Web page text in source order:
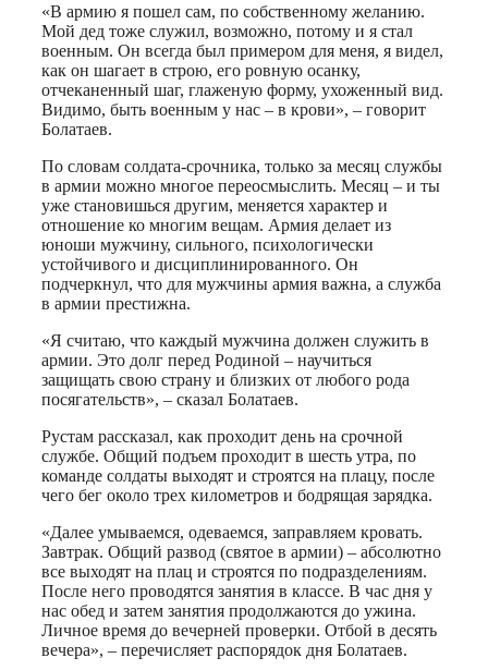
«В армию я пошел сам, по собственному желанию.
Мой дед тоже служил, возможно, потому и я стал
военным. Он всегда был примером для меня, я видел,
как он шагает в строю, его ровную осанку,
отчеканенный шаг, глаженую форму, ухоженный вид.
Видимо, быть военным у нас – в крови», – говорит
Болатаев.
По словам солдата-срочника, только за месяц службы
в армии можно многое переосмыслить. Месяц – и ты
уже становишься другим, меняется характер и
отношение ко многим вещам. Армия делает из
юноши мужчину, сильного, психологически
устойчивого и дисциплинированного. Он
подчеркнул, что для мужчины армия важна, а служба
в армии престижна.
«Я считаю, что каждый мужчина должен служить в
армии. Это долг перед Родиной – научиться
защищать свою страну и близких от любого рода
посягательств», – сказал Болатаев.
Рустам рассказал, как проходит день на срочной
службе. Общий подъем проходит в шесть утра, по
команде солдаты выходят и строятся на плацу, после
чего бег около трех километров и бодрящая зарядка.
«Далее умываемся, одеваемся, заправляем кровать.
Завтрак. Общий развод (святое в армии) – абсолютно
все выходят на плац и строятся по подразделениям.
После него проводятся занятия в классе. В час дня у
нас обед и затем занятия продолжаются до ужина.
Личное время до вечерней проверки. Отбой в десять
вечера», – перечисляет распорядок дня Болатаев.